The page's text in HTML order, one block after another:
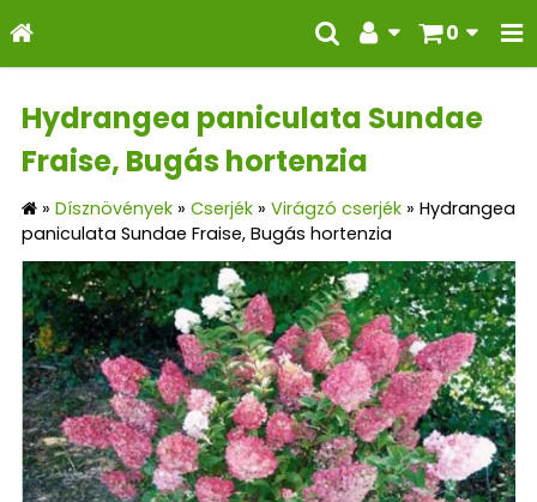
0
Hydrangea paniculata Sundae
Fraise, Bugás hortenzia
» Dísznövények » Cserjék » Virágzó cserjék » Hydrangea
paniculata Sundae Fraise, Bugás hortenzia